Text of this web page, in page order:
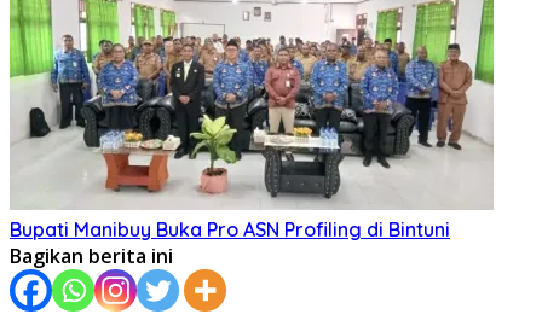
Bupati Manibuy Buka Pro ASN Profiling di Bintuni
Bagikan berita ini